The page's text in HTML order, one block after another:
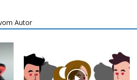
Autor